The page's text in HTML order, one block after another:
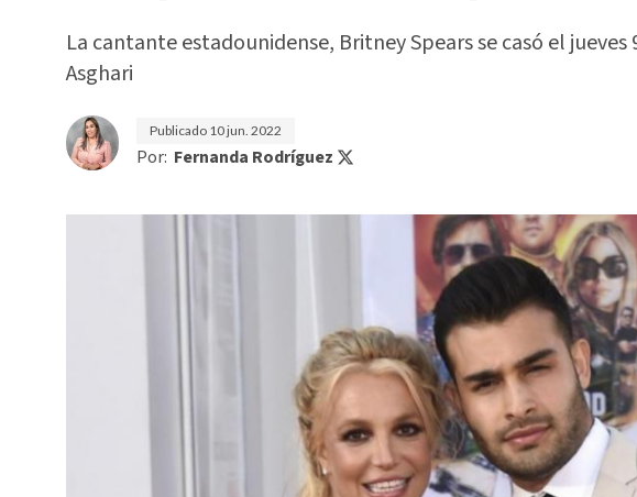
La cantante estadounidense, Britney Spears se casó el
Asghari
Publicado 10 jun. 2022
Por: Fernanda Rodríguez